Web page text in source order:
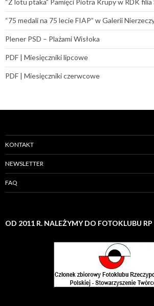
“Z lotu ptaka” Pamięci Piotra Krupy w RDK
“75 medali na 75 lecie FIAP” w Galerii
Plener PSD – Plażami Wisłoka
PDF | Miesięczniki lipcowe
PDF | Miesięczniki czerwcowe
KONTAKT
NEWSLETTER
FAQ
OD 2011 R. NALEŻYMY DO FOTOKLUBU RP